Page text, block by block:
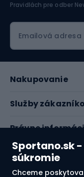
Sportano.sk
súkromie
Chceme
Pravidlách pre odber
Emailová adresa
Nakupovanie
Služby
Právne
O nás